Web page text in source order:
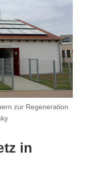
zur Regeneration
in